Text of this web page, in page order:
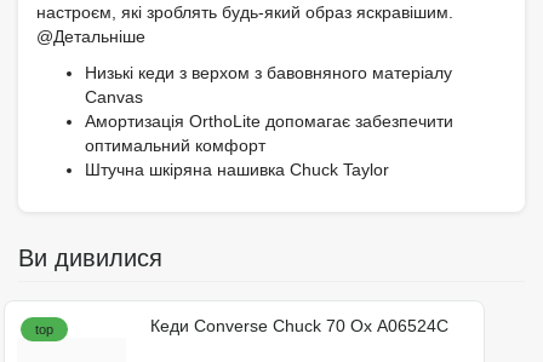
настроєм, які зроблять будь-який образ яскравішим.
@Детальніше
Низькі кеди з верхом з бавовняного матеріалу
Canvas
Амортизація OrthoLite допомагає забезпечити
оптимальний комфорт
Штучна шкіряна нашивка Chuck Taylor
Ви дивилися
top Кеди Converse Chuck 70 Ox A06524C